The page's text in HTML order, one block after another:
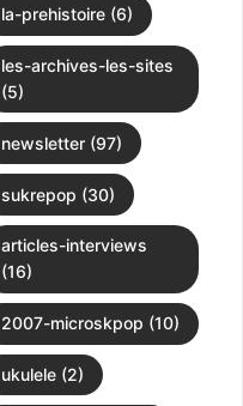
la-prehistoire (6)
les-archives-les-sites
(5)
newsletter (97)
sukrepop (30)
articles-interviews
(16)
2007-microskpop (10)
ukulele (2)